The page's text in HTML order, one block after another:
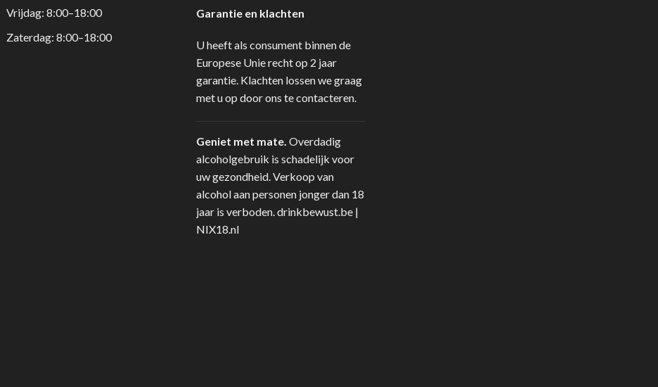
Vrijdag: 8:00–18:00
Zaterdag: 8:00–18:00
Garantie en klachten
U heeft als consument binnen de
Europese Unie recht op 2 jaar
garantie. Klachten lossen we graag
met u op door ons te contacteren.
Geniet met mate. Overdadig
alcoholgebruik is schadelijk voor
uw gezondheid. Verkoop van
alcohol aan personen jonger dan 18
jaar is verboden.drinkbewust.be |
NIX18.nl